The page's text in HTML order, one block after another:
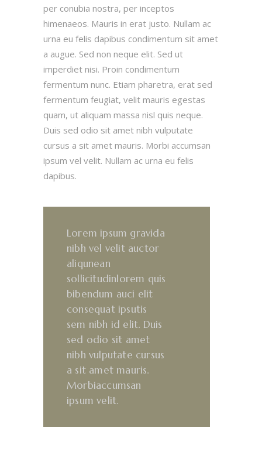
per conubia nostra, per inceptos
himenaeos. Mauris in erat justo. Nullam ac
urna eu felis dapibus condimentum sit amet
a augue. Sed non neque elit. Sed ut
imperdiet nisi. Proin condimentum
fermentum nunc. Etiam pharetra, erat sed
fermentum feugiat, velit mauris egestas
quam, ut aliquam massa nisl quis neque.
Duis sed odio sit amet nibh vulputate
cursus a sit amet mauris. Morbi accumsan
ipsum vel velit. Nullam ac urna eu felis
dapibus.
Lorem ipsum gravida
nibh vel velit auctor
aliqunean
sollicitudinlorem quis
bibendum auci elit
consequat ipsutis
sem nibh id elit. Duis
sed odio sit amet
nibh vulputate cursus
a sit amet mauris.
Morbiaccumsan
ipsum velit.